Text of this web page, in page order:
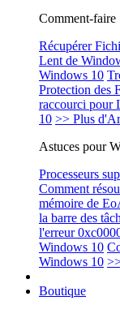
Comment-faire
Récupérer
Lent de
Windows 10
Protection des
raccourci pour
10 >> Plus
Astuces pour
Processeurs
Comment
mémoire de
la barre des
l'erreur
Windows 10
Windows 10
Boutique